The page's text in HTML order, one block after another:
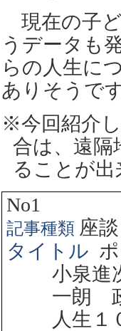
現在の子
うデータも
らの人生に
ありそうで
※今回紹介
合は、遠隔
ることが
No1
記事種類 座談
タイトル
小泉進
一朗
人生１